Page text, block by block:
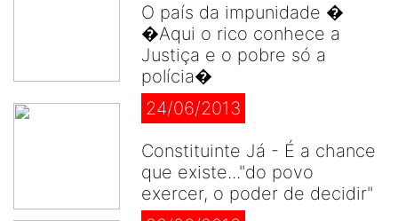
O país da impunidade �
�Aqui o rico conhece a
Justiça e o pobre só a
polícia�
24/06/2013
Constituinte Já - É a chance
que existe..."do povo
exercer, o poder de decidir"